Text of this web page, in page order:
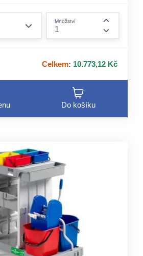
Množství
Celkem: 10.773,12 Kč
Do košíku